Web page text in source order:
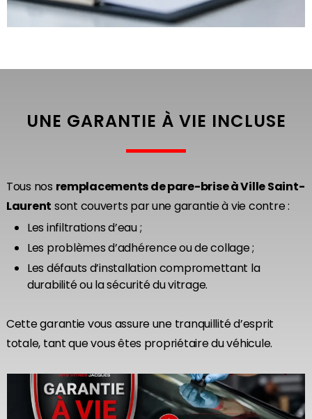
UNE GARANTIE À VIE INCLUSE
Tous nos remplacements de pare-brise à Ville Saint-
Laurent sont couverts par une garantie à vie contre :
Les infiltrations d’eau ;
Les problèmes d’adhérence ou de collage ;
Les défauts d’installation compromettant la
durabilité ou la sécurité du vitrage.
Cette garantie vous assure une tranquillité d’esprit
totale, tant que vous êtes propriétaire du véhicule.